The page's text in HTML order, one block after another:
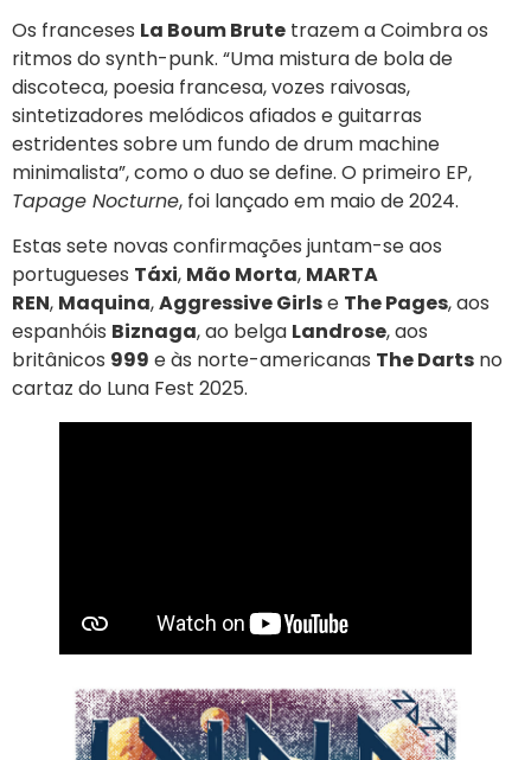
Os franceses La Boum Brute trazem a Coimbra os
ritmos do synth-punk. “Uma mistura de bola de
discoteca, poesia francesa, vozes raivosas,
sintetizadores melódicos afiados e guitarras
estridentes sobre um fundo de drum machine
minimalista”, como o duo se define. O primeiro EP,
Tapage Nocturne, foi lançado em maio de 2024.
Estas sete novas confirmações juntam-se aos
portugueses Táxi, Mão Morta, MARTA
REN, Maquina,Aggressive Girlse The Pages, aos
espanhóis Biznaga, ao belga Landrose, aos
britânicos 999 e às norte-americanas The Darts no
cartaz do Luna Fest 2025.